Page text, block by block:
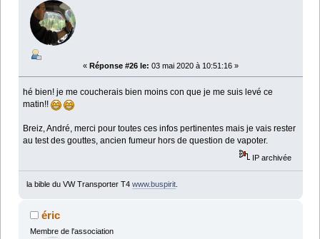
« Réponse #26 le: 03 mai 2020 à 10:51:16 »
hé bien! je me coucherais bien moins con que je me suis levé ce
matin!!
Breiz, André, merci pour toutes ces infos pertinentes mais je vais rester
au test des gouttes, ancien fumeur hors de question de vapoter.
IP archivée
la bible du VW Transporter T4 www.buspirit.
éric
Membre de l'association